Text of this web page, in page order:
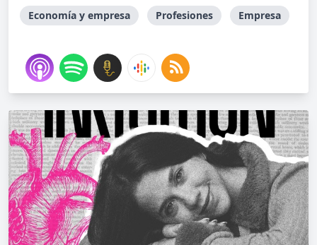
Economía y empresa Profesiones Empresa